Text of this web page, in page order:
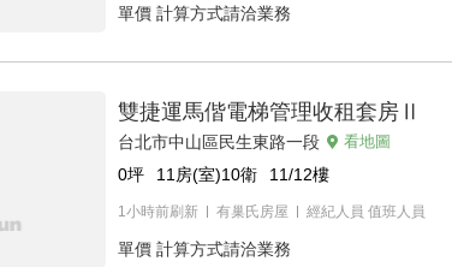
單價 計算方式請洽業務
雙捷運馬偕電梯管理收租套房Ⅱ
台北市中山區民生東路一段 看地圖
0坪 11房(室)10衛 11/12樓
1小時前刷新 有巢氏房屋 經紀人員 值班人員
單價 計算方式請洽業務